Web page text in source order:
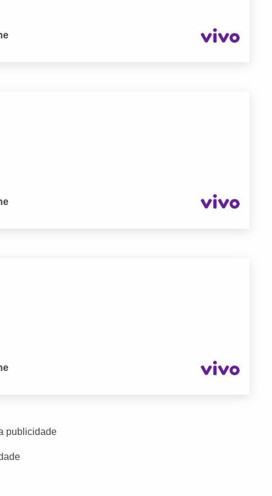
publicidade